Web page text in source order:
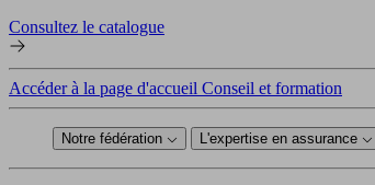
Consultez le catalogue
Accéder à la page d'accueil Conseil et formation
Notre fédération L'expertise en assurance